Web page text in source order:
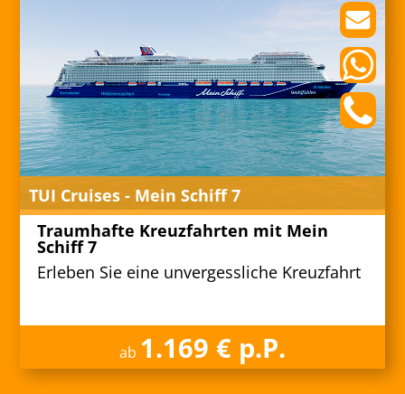
TUI Cruises - Mein Schiff 7
Traumhafte Kreuzfahrten mit Mein
Schiff 7
Erleben Sie eine unvergessliche Kreuzfahrt
ab 1.169 € p.P.